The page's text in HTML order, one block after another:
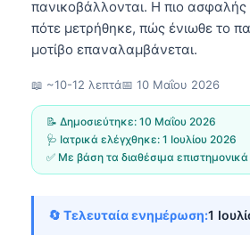
πανικοβάλλονται. Η πιο ασφαλής
πότε μετρήθηκε, πώς ένιωθε το
μοτίβο επαναλαμβάνεται.
📖 ~10-12 λεπτά📅 10 Μαΐου 2026
📝 Δημοσιεύτηκε: 10 Μαΐου 2026
🩺 Ιατρικά ελέγχθηκε: 1 Ιουλίου 2026
✅ Με βάση τα διαθέσιμα
🔄 Τελευταία ενημέρωση:1